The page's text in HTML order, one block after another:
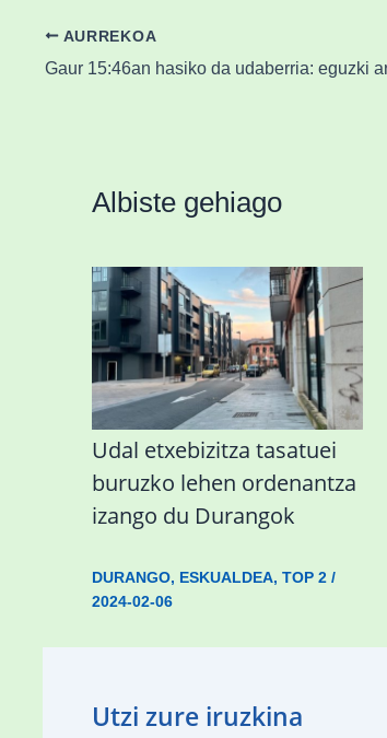
AURREKOA
Albiste gehiago
Udal etxebizitza tasatuei
buruzko lehen ordenantza
izango du Durangok
DURANGO, ESKUALDEA, TOP 2/
2024-02-06
Utzi zure iruzkina